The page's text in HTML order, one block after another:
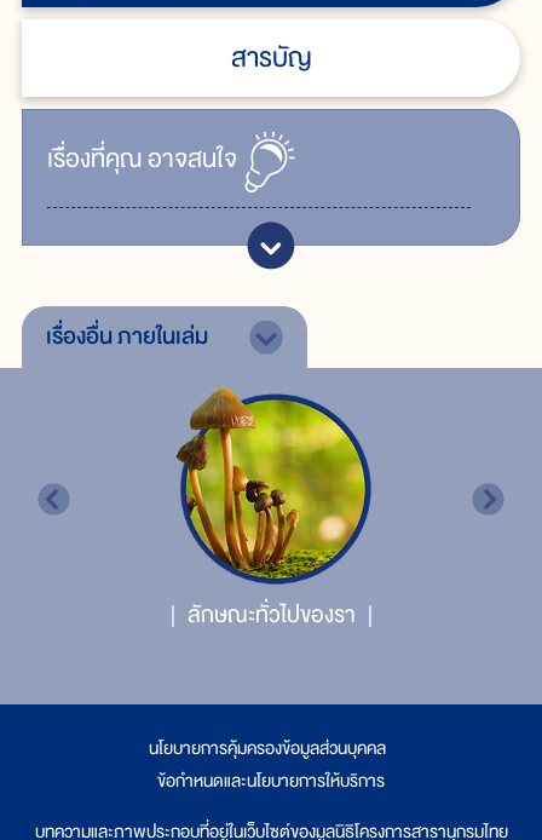
สารบัญ
เรื่ิองที่คุณอาจสนใจ
เรื่องอื่นภายในเล่ม
ลักษณะทั่วไปของรา
นโยบายการคุ้มครองข้อมูลส่วนบุคคล
ข้อกำหนดและนโยบายการให้บริการ
บทความและภาพประกอบที่อยู่ในเว็บไซต์ของมูลนิธิโครงการสารานุกรมไทย